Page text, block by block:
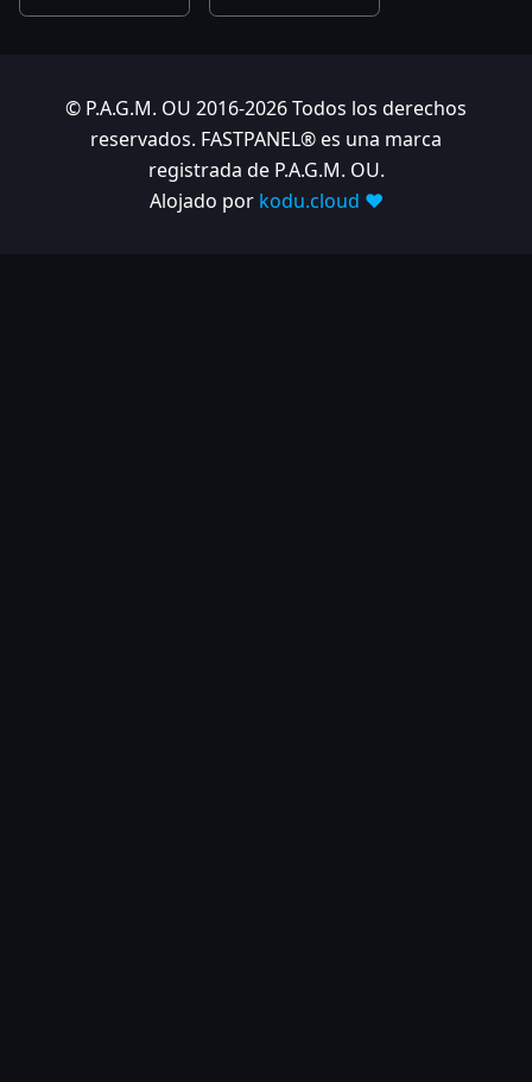
© P.A.G.M. OU 2016-2026 Todos los derechos
reservados. FASTPANEL® es una marca
registrada de P.A.G.M. OU.
Alojado por kodu.cloud ❤️